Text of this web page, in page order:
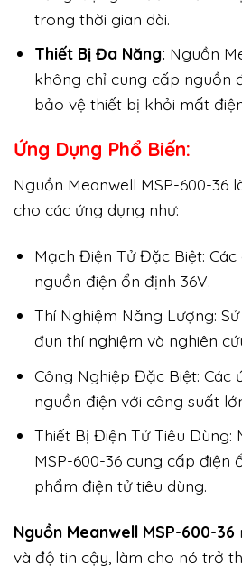
trong thời gian dài.
Thiết Bị Đa Năng: Nguồn
không chỉ cung cấp nguồn
bảo vệ thiết bị khỏi mất
Ứng Dụng Phổ Biến:
Nguồn Meanwell MSP-600-36
cho các ứng dụng như:
Mạch Điện Tử Đặc Biệt:
nguồn điện ổn định 36V.
Thí Nghiệm Năng Lượng:
đun thí nghiệm và nghiên
Công Nghiệp Đặc Biệt: Các
nguồn điện với công suất
Thiết Bị Điện Tử Tiêu Dùng:
MSP-600-36 cung cấp điện
phẩm điện tử tiêu dùng.
Nguồn Meanwell MSP-600-36
và độ tin cậy, làm cho nó trở